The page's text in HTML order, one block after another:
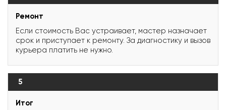
Ремонт
Если стоимость Вас устраивает, мастер назначает
срок и приступает к ремонту. За диагностику и вызов
курьера платить не нужно.
5
Итог